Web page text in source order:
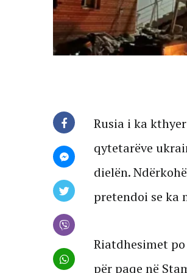
Rusia i ka
qytetarëve
dielën.
pretendoi se ka
Riatdhesimet
për paqe në